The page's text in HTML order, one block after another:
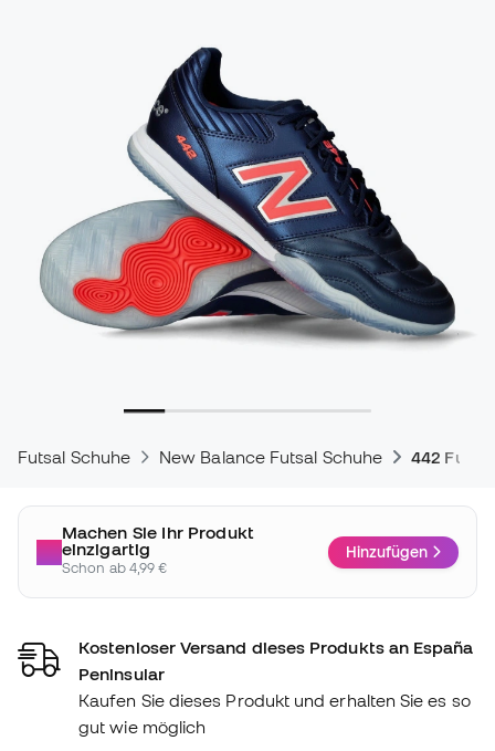
Futsal Schuhe New Balance Futsal Schuhe 442
Machen Sie Ihr Produkt
einzigartig
Schon ab 4,99 €
Hinzufügen
Kostenloser Versand dieses Produkts an España
Peninsular
Kaufen Sie dieses Produkt und erhalten Sie es so
gut wie möglich